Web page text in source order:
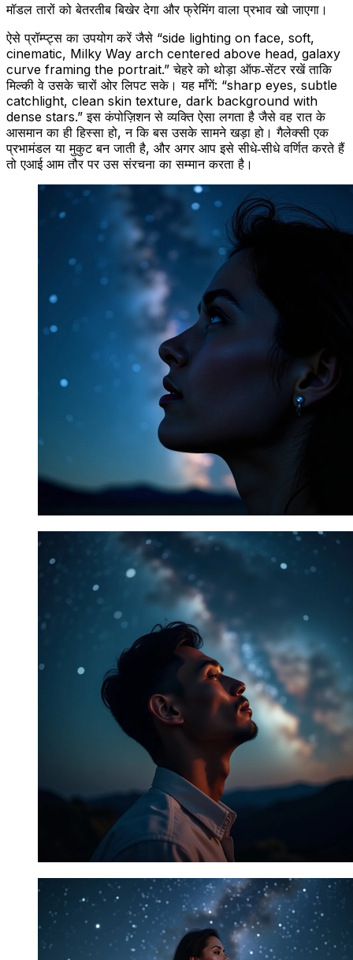
मिल्की वे उसके चारों ओर लिपट सके। यह माँगें: “sharp eyes, subtle
catchlight, clean skin texture, dark background with
dense stars.” इस कंपोज़िशन से व्यक्ति ऐसा लगता है जैसे वह रात के
आसमान का ही हिस्सा हो, न कि बस उसके सामने खड़ा हो। गैलेक्सी एक
प्रभामंडल या मुकुट बन जाती है, और अगर आप इसे सीधे‑सीधे वर्णित करते हैं
तो एआई आम तौर पर उस संरचना का सम्मान करता है।